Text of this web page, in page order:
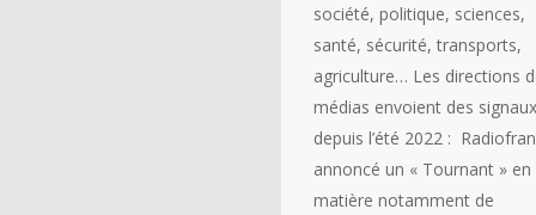
société, politique, sciences,
santé, sécurité, transports,
agriculture… Les directions
médias envoient des signaux
depuis l’été 2022 :
annoncé un « Tournant » en
matière notamment de